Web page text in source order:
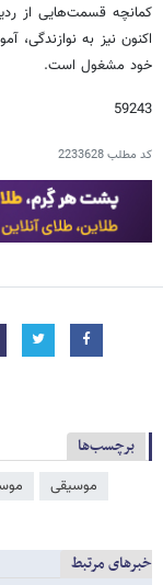
کمانچه قسمت‌هایی از
اکنون نیز به
خود مشغول است.
59243
کد مطلب2233628
برچسب‌ها
موسیقی
خبرهای مرتبط